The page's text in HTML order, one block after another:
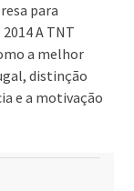
para
A TNT
a melhor
distinção
e a motivação